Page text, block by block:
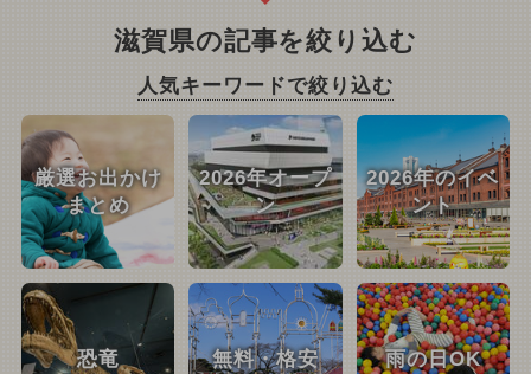
滋賀県の記事を絞り込む
人気キーワードで絞り込む
厳選お出かけ
まとめ
2026年オープ
ン
2026年のイベ
ント
恐竜 無料・格安 雨の日OK